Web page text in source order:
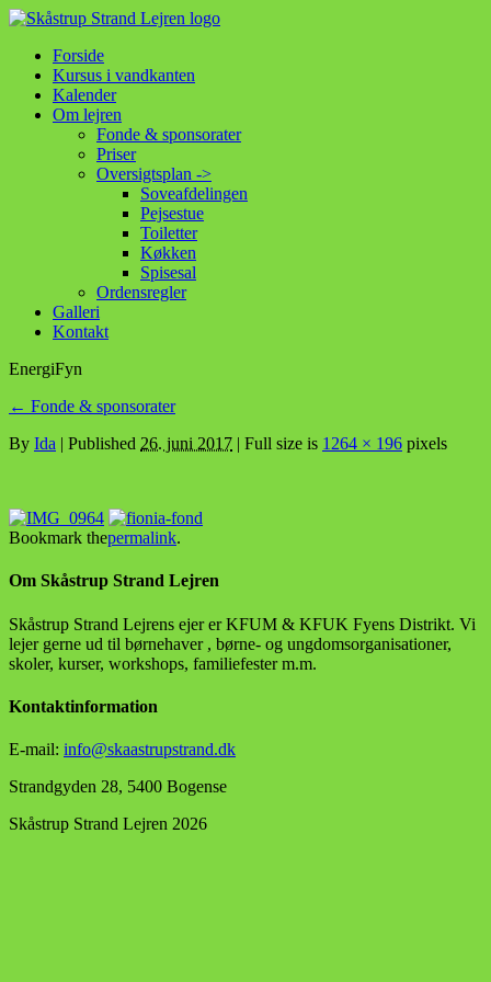
Forside
Kursus i vandkanten
Kalender
Om lejren
Fonde & sponsorater
Priser
Oversigtsplan ->
Soveafdelingen
Pejsestue
Toiletter
Køkken
Spisesal
Ordensregler
Galleri
Kontakt
EnergiFyn
← Fonde & sponsorater
By Ida | Published 26. juni 2017 | Full size is 1264 × 196 pixels
Bookmark thepermalink.
Om Skåstrup Strand Lejren
Skåstrup Strand Lejrens ejer er KFUM & KFUK Fyens Distrikt. Vi
lejer gerne ud til børnehaver , børne- og ungdomsorganisationer,
skoler, kurser, workshops, familiefester m.m.
Kontaktinformation
E-mail: info@skaastrupstrand.dk
Strandgyden 28, 5400 Bogense
Skåstrup Strand Lejren 2026